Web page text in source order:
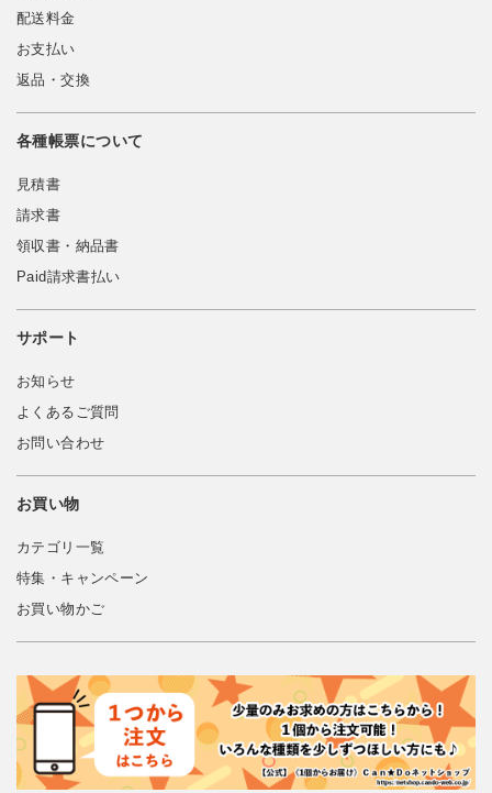
配送料金
お支払い
返品・交換
各種帳票について
見積書
請求書
領収書・納品書
Paid請求書払い
サポート
お知らせ
よくあるご質問
お問い合わせ
お買い物
カテゴリ一覧
特集・キャンペーン
お買い物かご